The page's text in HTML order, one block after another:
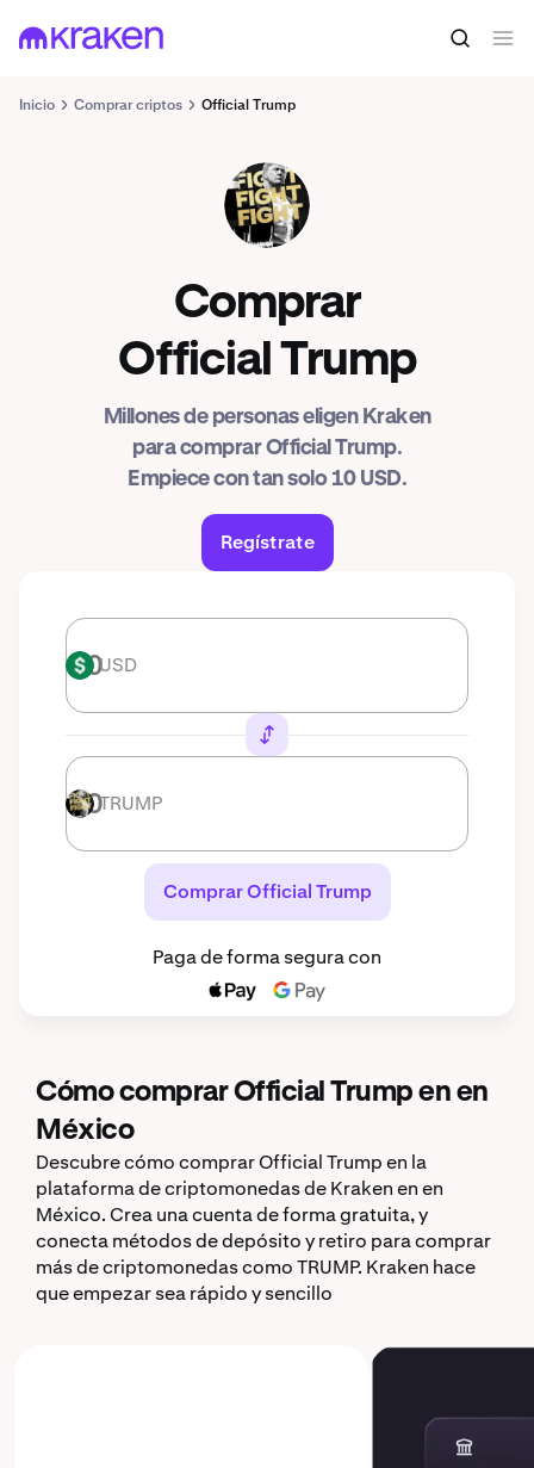
Inicio Comprar criptos Official Trump
TRUMP
Comprar
Official Trump
Millones de personas eligen Kraken
para comprar Official Trump.
Empiece con tan solo 10 USD.
Regístrate
USD USD
TRUMP TRUMP
Comprar Official Trump
Paga de forma segura con
Cómo comprar Official Trump en en
México
Descubre cómo comprar Official Trump en la
plataforma de criptomonedas de Kraken en en
México. Crea una cuenta de forma gratuita, y
conecta métodos de depósito y retiro para comprar
más de criptomonedas como TRUMP. Kraken hace
que empezar sea rápido y sencillo